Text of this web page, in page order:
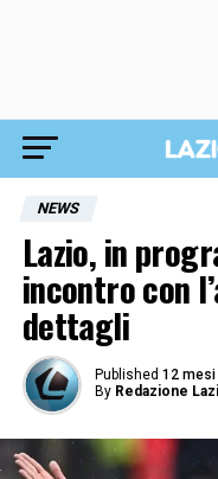
NEWS
Lazio, in
incontro con
dettagli
Published 12 mesi
By Redazione